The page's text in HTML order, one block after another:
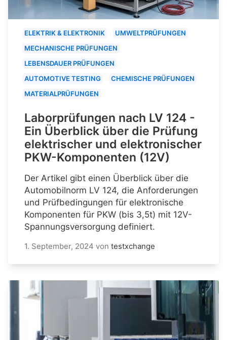
ELEKTRIK & ELEKTRONIK
UMWELTPRÜFUNGEN
MECHANISCHE PRÜFUNGEN
LEBENSDAUER PRÜFUNGEN
AUTOMOTIVE TESTING
CHEMISCHE PRÜFUNGEN
MATERIALPRÜFUNGEN
Laborprüfungen nach LV 124 -
Ein Überblick über die Prüfung
elektrischer und elektronischer
PKW-Komponenten (12V)
Der Artikel gibt einen Überblick über die
Automobilnorm LV 124, die Anforderungen
und Prüfbedingungen für elektronische
Komponenten für PKW (bis 3,5t) mit 12V-
Spannungsversorgung definiert.
1. September, 2024 von testxchange